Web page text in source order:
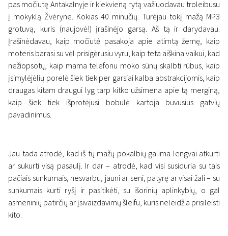
pas močiutę Antakalnyje ir kiekvieną rytą važiuodavau troleibusu
į mokyklą Žvėryne. Kokias 40 minučių. Turėjau tokį mažą MP3
grotuvą, kuris (naujovė!) įrašinėjo garsą. Aš tą ir darydavau.
Įrašinėdavau, kaip močiutė pasakoja apie atimtą žemę, kaip
moteris barasi su vėl prisigėrusiu vyru, kaip teta aiškina vaikui, kad
nežiopsotų, kaip mama telefonu moko sūnų skalbti rūbus, kaip
įsimylėjėlių porelė šiek tiek per garsiai kalba abstrakcijomis, kaip
draugas kitam draugui lyg tarp kitko užsimena apie tą merginą,
kaip šiek tiek išprotėjusi bobulė kartoja buvusius gatvių
pavadinimus.
Jau tada atrodė, kad iš tų mažų pokalbių galima lengvai atkurti
ar sukurti visą pasaulį. Ir dar – atrodė, kad visi susiduria su tais
pačiais sunkumais, nesvarbu, jauni ar seni, patyrę ar visai žali – su
sunkumais kurti ryšį ir pasitikėti, su išorinių aplinkybių, o gal
asmeninių patirčių ar įsivaizdavimų šleifu, kuris neleidžia prisileisti
kito.